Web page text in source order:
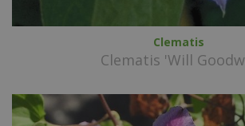
Clematis
Clematis 'Will